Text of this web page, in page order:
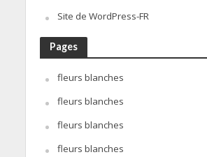
Site de WordPress-FR
Pages
fleurs blanches
fleurs blanches
fleurs blanches
fleurs blanches